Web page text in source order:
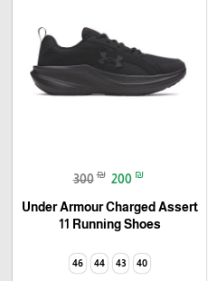
300 ₪ 200 ₪
Under Armour Charged Assert
11 Running Shoes
40
43
44
46